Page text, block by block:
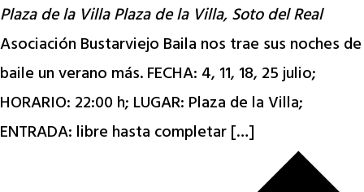
Plaza de la VillaPlaza de la Villa, Soto del Real
Asociación Bustarviejo Baila nos trae sus noches de
baile un verano más. FECHA: 4, 11, 18, 25 julio;
HORARIO: 22:00 h; LUGAR: Plaza de la Villa;
ENTRADA: libre hasta completar […]